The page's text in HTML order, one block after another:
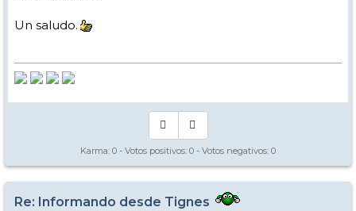
Un saludo.
Karma: 0 - Votos positivos: 0 - Votos negativos: 0
Re: Informando desde Tignes